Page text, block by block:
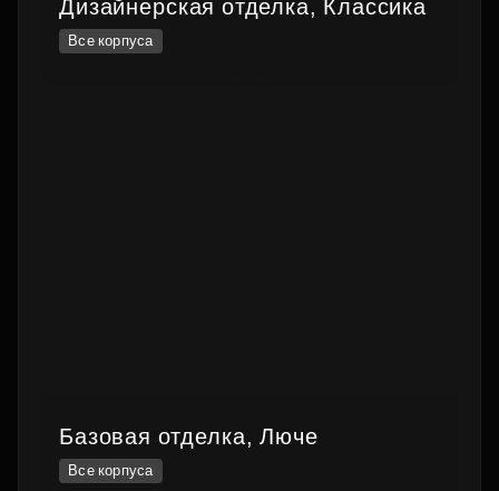
Дизайнерская отделка, Классика
Все корпуса
Базовая отделка, Люче
Все корпуса